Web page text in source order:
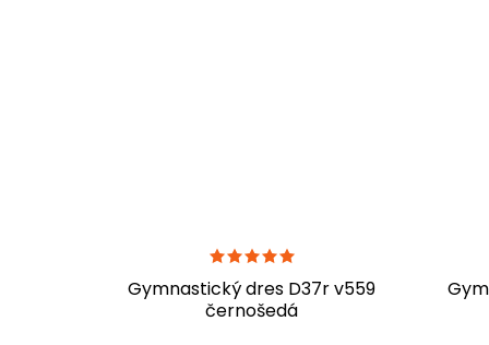
Gymnastický dres D37r v559
černošedá